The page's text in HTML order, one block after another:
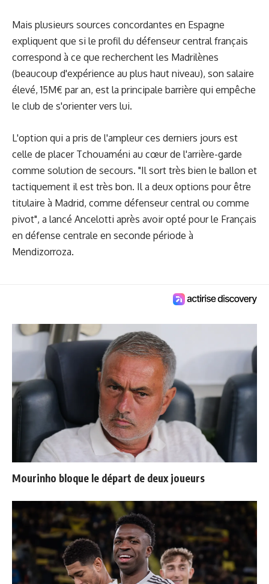
Mais plusieurs sources concordantes en Espagne
expliquent que si le profil du défenseur central français
correspond à ce que recherchent les Madrilènes
(beaucoup d'expérience au plus haut niveau), son salaire
élevé, 15M€ par an, est la principale barrière qui empêche
le club de s'orienter vers lui.
L'option qui a pris de l'ampleur ces derniers jours est
celle de placer Tchouaméni au cœur de l'arrière-garde
comme solution de secours. "Il sort très bien le ballon et
tactiquement il est très bon. Il a deux options pour être
titulaire à Madrid, comme défenseur central ou comme
pivot", a lancé Ancelotti après avoir opté pour le Français
en défense centrale en seconde période à
Mendizorroza.
Mourinho bloque le départ de deux joueurs